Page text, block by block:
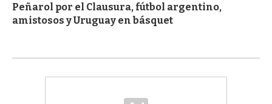
Peñarol por el Clausura, fútbol argentino,
amistosos y Uruguay en básquet